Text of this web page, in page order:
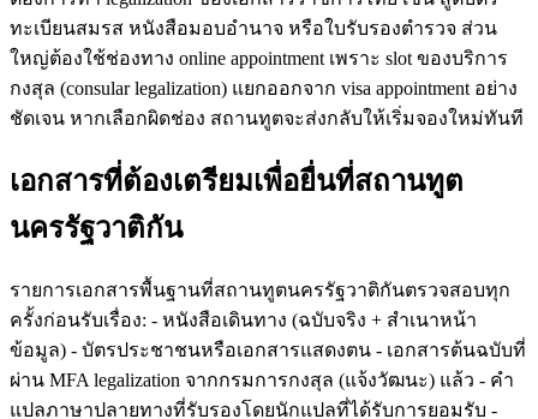
ทะเบียนสมรส หนังสือมอบอำนาจ หรือใบรับรองตำรวจ ส่วน
ใหญ่ต้องใช้ช่องทาง online appointment เพราะ slot ของบริการ
กงสุล (consular legalization) แยกออกจาก visa appointment อย่าง
ชัดเจน หากเลือกผิดช่อง สถานทูตจะส่งกลับให้เริ่มจองใหม่ทันที
เอกสารที่ต้องเตรียมเพื่อยื่นที่สถานทูต
นครรัฐวาติกัน
รายการเอกสารพื้นฐานที่สถานทูตนครรัฐวาติกันตรวจสอบทุก
ครั้งก่อนรับเรื่อง: - หนังสือเดินทาง (ฉบับจริง + สำเนาหน้า
ข้อมูล) - บัตรประชาชนหรือเอกสารแสดงตน - เอกสารต้นฉบับที่
ผ่าน MFA legalization จากกรมการกงสุล (แจ้งวัฒนะ) แล้ว - คำ
แปลภาษาปลายทางที่รับรองโดยนักแปลที่ได้รับการยอมรับ -